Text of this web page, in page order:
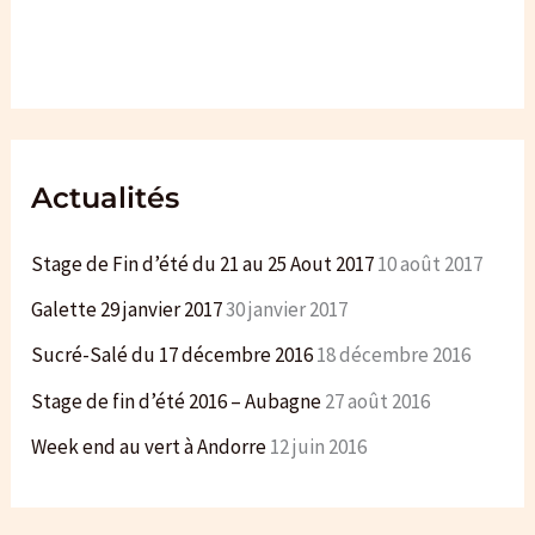
e
:
Actualités
Stage de Fin d’été du 21 au 25 Aout 201710 août 2017
Galette 29 janvier 201730 janvier 2017
Sucré-Salé du 17 décembre 201618 décembre 2016
Stage de fin d’été 2016 – Aubagne27 août 2016
Week end au vert à Andorre12 juin 2016